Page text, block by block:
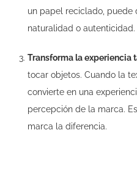
un papel reciclado, puede
naturalidad o autenticidad.
Transforma la experiencia
tocar objetos. Cuando la
convierte en una
percepción de la marca.
marca la diferencia.